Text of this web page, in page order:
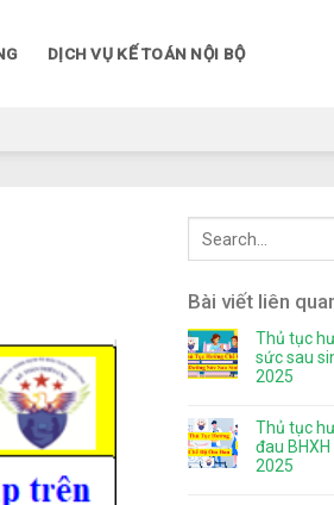
DỊCH VỤ KẾ TOÁN NỘI BỘ
Bài viết liên
Thủ tục
sức sau
2025
Thủ tục
đau
2025